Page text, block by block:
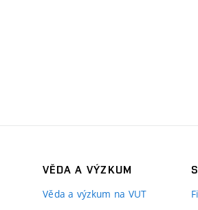
VĚDA A VÝZKUM
Věda a výzkum na VUT